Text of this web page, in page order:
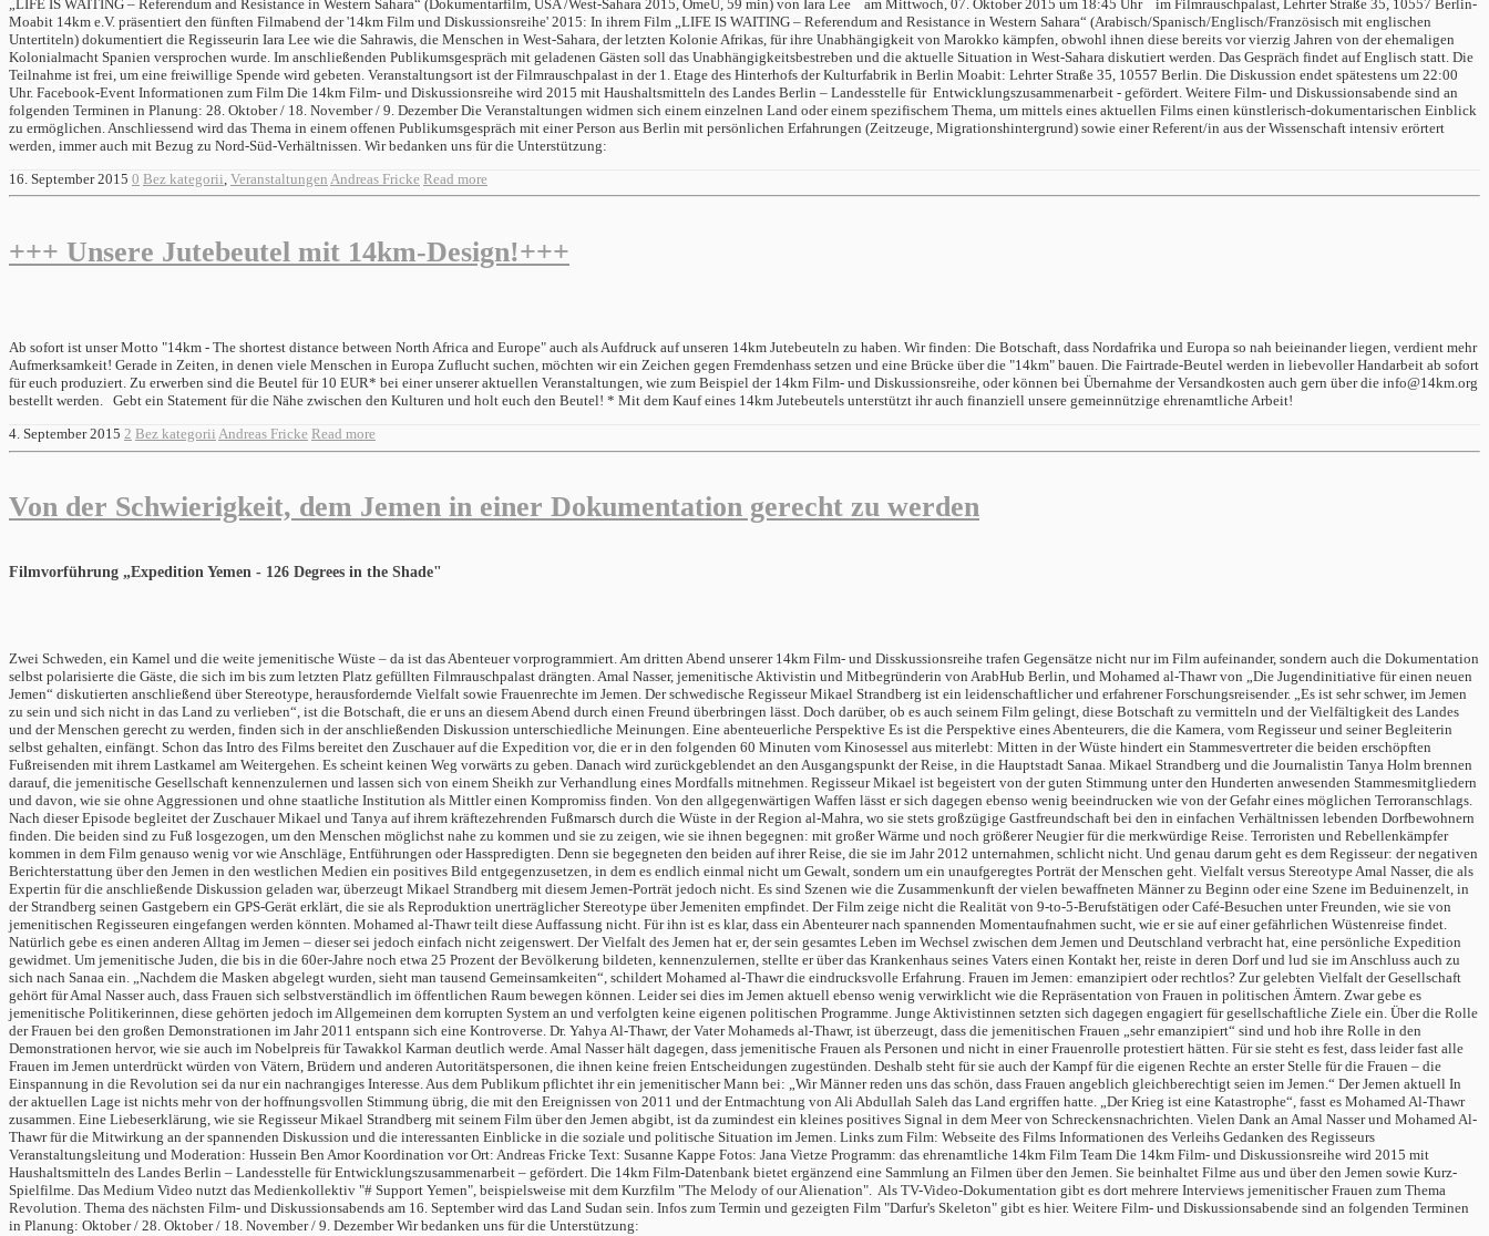
„LIFE IS WAITING – Referendum and Resistance in Western Sahara“ (Dokumentarfilm, USA /West-Sahara 2015, OmeU, 59 min) von Iara Lee am Mittwoch, 07. Oktober 2015 um 18:45 Uhr im Filmrauschpalast, Lehrter Straße 35, 10557 Berlin-
Moabit 14km e.V. präsentiert den fünften Filmabend der '14km Film und Diskussionsreihe' 2015: In ihrem Film „LIFE IS WAITING – Referendum and Resistance in Western Sahara“ (Arabisch/Spanisch/Englisch/Französisch mit englischen
Untertiteln) dokumentiert die Regisseurin Iara Lee wie die Sahrawis, die Menschen in West-Sahara, der letzten Kolonie Afrikas, für ihre Unabhängigkeit von Marokko kämpfen, obwohl ihnen diese bereits vor vierzig Jahren von der ehemaligen
Kolonialmacht Spanien versprochen wurde. Im anschließenden Publikumsgespräch mit geladenen Gästen soll das Unabhängigkeitsbestreben und die aktuelle Situation in West-Sahara diskutiert werden. Das Gespräch findet auf Englisch statt. Die
Teilnahme ist frei, um eine freiwillige Spende wird gebeten. Veranstaltungsort ist der Filmrauschpalast in der 1. Etage des Hinterhofs der Kulturfabrik in Berlin Moabit: Lehrter Straße 35, 10557 Berlin. Die Diskussion endet spätestens um 22:00
Uhr. Facebook-Event Informationen zum Film Die 14km Film- und Diskussionsreihe wird 2015 mit Haushaltsmitteln des Landes Berlin – Landesstelle für Entwicklungszusammenarbeit - gefördert. Weitere Film- und Diskussionsabende sind an
folgenden Terminen in Planung: 28. Oktober / 18. November / 9. Dezember Die Veranstaltungen widmen sich einem einzelnen Land oder einem spezifischem Thema, um mittels eines aktuellen Films einen künstlerisch-dokumentarischen Einblick
zu ermöglichen. Anschliessend wird das Thema in einem offenen Publikumsgespräch mit einer Person aus Berlin mit persönlichen Erfahrungen (Zeitzeuge, Migrationshintergrund) sowie einer Referent/in aus der Wissenschaft intensiv erörtert
werden, immer auch mit Bezug zu Nord-Süd-Verhältnissen. Wir bedanken uns für die Unterstützung:
16. September 2015 0 Bez kategorii Veranstaltungen Andreas Fricke Read more
+++ Unsere Jutebeutel mit 14km-Design!+++
Ab sofort ist unser Motto "14km - The shortest distance between North Africa and Europe" auch als Aufdruck auf unseren 14km Jutebeuteln zu haben. Wir finden: Die Botschaft, dass Nordafrika und Europa so nah beieinander liegen, verdient mehr
Aufmerksamkeit! Gerade in Zeiten, in denen viele Menschen in Europa Zuflucht suchen, möchten wir ein Zeichen gegen Fremdenhass setzen und eine Brücke über die "14km" bauen. Die Fairtrade-Beutel werden in liebevoller Handarbeit ab sofort
für euch produziert. Zu erwerben sind die Beutel für 10 EUR* bei einer unserer aktuellen Veranstaltungen, wie zum Beispiel der 14km Film- und Diskussionsreihe, oder können bei Übernahme der Versandkosten auch gern über die info@14km.org
bestellt werden. Gebt ein Statement für die Nähe zwischen den Kulturen und holt euch den Beutel! * Mit dem Kauf eines 14km Jutebeutels unterstützt ihr auch finanziell unsere gemeinnützige ehrenamtliche Arbeit!
4. September 2015 2 Bez kategorii Andreas Fricke Read more
Von der Schwierigkeit, dem Jemen in einer Dokumentation gerecht zu werden
Filmvorführung „Expedition Yemen - 126 Degrees in the Shade"
Zwei Schweden, ein Kamel und die weite jemenitische Wüste – da ist das Abenteuer vorprogrammiert. Am dritten Abend unserer 14km Film- und Disskussionsreihe trafen Gegensätze nicht nur im Film aufeinander, sondern auch die Dokumentation
selbst polarisierte die Gäste, die sich im bis zum letzten Platz gefüllten Filmrauschpalast drängten. Amal Nasser, jemenitische Aktivistin und Mitbegründerin von ArabHub Berlin, und Mohamed al-Thawr von „Die Jugendinitiative für einen neuen
Jemen“ diskutierten anschließend über Stereotype, herausfordernde Vielfalt sowie Frauenrechte im Jemen. Der schwedische Regisseur Mikael Strandberg ist ein leidenschaftlicher und erfahrener Forschungsreisender. „Es ist sehr schwer, im Jemen
zu sein und sich nicht in das Land zu verlieben“, ist die Botschaft, die er uns an diesem Abend durch einen Freund überbringen lässt. Doch darüber, ob es auch seinem Film gelingt, diese Botschaft zu vermitteln und der Vielfältigkeit des Landes
und der Menschen gerecht zu werden, finden sich in der anschließenden Diskussion unterschiedliche Meinungen. Eine abenteuerliche Perspektive Es ist die Perspektive eines Abenteurers, die die Kamera, vom Regisseur und seiner Begleiterin
selbst gehalten, einfängt. Schon das Intro des Films bereitet den Zuschauer auf die Expedition vor, die er in den folgenden 60 Minuten vom Kinosessel aus miterlebt: Mitten in der Wüste hindert ein Stammesvertreter die beiden erschöpften
Fußreisenden mit ihrem Lastkamel am Weitergehen. Es scheint keinen Weg vorwärts zu geben. Danach wird zurückgeblendet an den Ausgangspunkt der Reise, in die Hauptstadt Sanaa. Mikael Strandberg und die Journalistin Tanya Holm brennen
darauf, die jemenitische Gesellschaft kennenzulernen und lassen sich von einem Sheikh zur Verhandlung eines Mordfalls mitnehmen. Regisseur Mikael ist begeistert von der guten Stimmung unter den Hunderten anwesenden Stammesmitgliedern
und davon, wie sie ohne Aggressionen und ohne staatliche Institution als Mittler einen Kompromiss finden. Von den allgegenwärtigen Waffen lässt er sich dagegen ebenso wenig beeindrucken wie von der Gefahr eines möglichen Terroranschlags.
Nach dieser Episode begleitet der Zuschauer Mikael und Tanya auf ihrem kräftezehrenden Fußmarsch durch die Wüste in der Region al-Mahra, wo sie stets großzügige Gastfreundschaft bei den in einfachen Verhältnissen lebenden Dorfbewohnern
finden. Die beiden sind zu Fuß losgezogen, um den Menschen möglichst nahe zu kommen und sie zu zeigen, wie sie ihnen begegnen: mit großer Wärme und noch größerer Neugier für die merkwürdige Reise. Terroristen und Rebellenkämpfer
kommen in dem Film genauso wenig vor wie Anschläge, Entführungen oder Hasspredigten. Denn sie begegneten den beiden auf ihrer Reise, die sie im Jahr 2012 unternahmen, schlicht nicht. Und genau darum geht es dem Regisseur: der negativen
Berichterstattung über den Jemen in den westlichen Medien ein positives Bild entgegenzusetzen, in dem es endlich einmal nicht um Gewalt, sondern um ein unaufgeregtes Porträt der Menschen geht. Vielfalt versus Stereotype Amal Nasser, die als
Expertin für die anschließende Diskussion geladen war, überzeugt Mikael Strandberg mit diesem Jemen-Porträt jedoch nicht. Es sind Szenen wie die Zusammenkunft der vielen bewaffneten Männer zu Beginn oder eine Szene im Beduinenzelt, in
der Strandberg seinen Gastgebern ein GPS-Gerät erklärt, die sie als Reproduktion unerträglicher Stereotype über Jemeniten empfindet. Der Film zeige nicht die Realität von 9-to-5-Berufstätigen oder Café-Besuchen unter Freunden, wie sie von
jemenitischen Regisseuren eingefangen werden könnten. Mohamed al-Thawr teilt diese Auffassung nicht. Für ihn ist es klar, dass ein Abenteurer nach spannenden Momentaufnahmen sucht, wie er sie auf einer gefährlichen Wüstenreise findet.
Natürlich gebe es einen anderen Alltag im Jemen – dieser sei jedoch einfach nicht zeigenswert. Der Vielfalt des Jemen hat er, der sein gesamtes Leben im Wechsel zwischen dem Jemen und Deutschland verbracht hat, eine persönliche Expedition
gewidmet. Um jemenitische Juden, die bis in die 60er-Jahre noch etwa 25 Prozent der Bevölkerung bildeten, kennenzulernen, stellte er über das Krankenhaus seines Vaters einen Kontakt her, reiste in deren Dorf und lud sie im Anschluss auch zu
sich nach Sanaa ein. „Nachdem die Masken abgelegt wurden, sieht man tausend Gemeinsamkeiten“, schildert Mohamed al-Thawr die eindrucksvolle Erfahrung. Frauen im Jemen: emanzipiert oder rechtlos? Zur gelebten Vielfalt der Gesellschaft
gehört für Amal Nasser auch, dass Frauen sich selbstverständlich im öffentlichen Raum bewegen können. Leider sei dies im Jemen aktuell ebenso wenig verwirklicht wie die Repräsentation von Frauen in politischen Ämtern. Zwar gebe es
jemenitische Politikerinnen, diese gehörten jedoch im Allgemeinen dem korrupten System an und verfolgten keine eigenen politischen Programme. Junge Aktivistinnen setzten sich dagegen engagiert für gesellschaftliche Ziele ein. Über die Rolle
der Frauen bei den großen Demonstrationen im Jahr 2011 entspann sich eine Kontroverse. Dr. Yahya Al-Thawr, der Vater Mohameds al-Thawr, ist überzeugt, dass die jemenitischen Frauen „sehr emanzipiert“ sind und hob ihre Rolle in den
Demonstrationen hervor, wie sie auch im Nobelpreis für Tawakkol Karman deutlich werde. Amal Nasser hält dagegen, dass jemenitische Frauen als Personen und nicht in einer Frauenrolle protestiert hätten. Für sie steht es fest, dass leider fast alle
Frauen im Jemen unterdrückt würden von Vätern, Brüdern und anderen Autoritätspersonen, die ihnen keine freien Entscheidungen zugestünden. Deshalb steht für sie auch der Kampf für die eigenen Rechte an erster Stelle für die Frauen – die
Einspannung in die Revolution sei da nur ein nachrangiges Interesse. Aus dem Publikum pflichtet ihr ein jemenitischer Mann bei: „Wir Männer reden uns das schön, dass Frauen angeblich gleichberechtigt seien im Jemen.“ Der Jemen aktuell In
der aktuellen Lage ist nichts mehr von der hoffnungsvollen Stimmung übrig, die mit den Ereignissen von 2011 und der Entmachtung von Ali Abdullah Saleh das Land ergriffen hatte. „Der Krieg ist eine Katastrophe“, fasst es Mohamed Al-Thawr
zusammen. Eine Liebeserklärung, wie sie Regisseur Mikael Strandberg mit seinem Film über den Jemen abgibt, ist da zumindest ein kleines positives Signal in dem Meer von Schreckensnachrichten. Vielen Dank an Amal Nasser und Mohamed Al-
Thawr für die Mitwirkung an der spannenden Diskussion und die interessanten Einblicke in die soziale und politische Situation im Jemen. Links zum Film: Webseite des Films Informationen des Verleihs Gedanken des Regisseurs
Veranstaltungsleitung und Moderation: Hussein Ben Amor Koordination vor Ort: Andreas Fricke Text: Susanne Kappe Fotos: Jana Vietze Programm: das ehrenamtliche 14km Film Team Die 14km Film- und Diskussionsreihe wird 2015 mit
Haushaltsmitteln des Landes Berlin – Landesstelle für Entwicklungszusammenarbeit – gefördert. Die 14km Film-Datenbank bietet ergänzend eine Sammlung an Filmen über den Jemen. Sie beinhaltet Filme aus und über den Jemen sowie Kurz-
Spielfilme. Das Medium Video nutzt das Medienkollektiv "# Support Yemen", beispielsweise mit dem Kurzfilm "The Melody of our Alienation". Als TV-Video-Dokumentation gibt es dort mehrere Interviews jemenitischer Frauen zum Thema
Revolution. Thema des nächsten Film- und Diskussionsabends am 16. September wird das Land Sudan sein. Infos zum Termin und gezeigten Film "Darfur's Skeleton" gibt es hier. Weitere Film- und Diskussionsabende sind an folgenden Terminen
in Planung: Oktober / 28. Oktober / 18. November / 9. Dezember Wir bedanken uns für die Unterstützung: